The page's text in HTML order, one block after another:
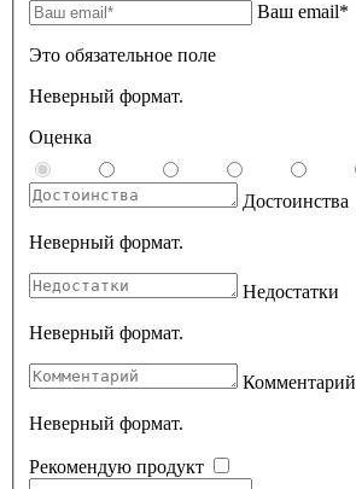
Ваш email*
Это обязательное поле
Неверный формат.
Оценка
Достоинства
Неверный формат.
Недостатки
Неверный формат.
Комментарий
Неверный формат.
Рекомендую продукт